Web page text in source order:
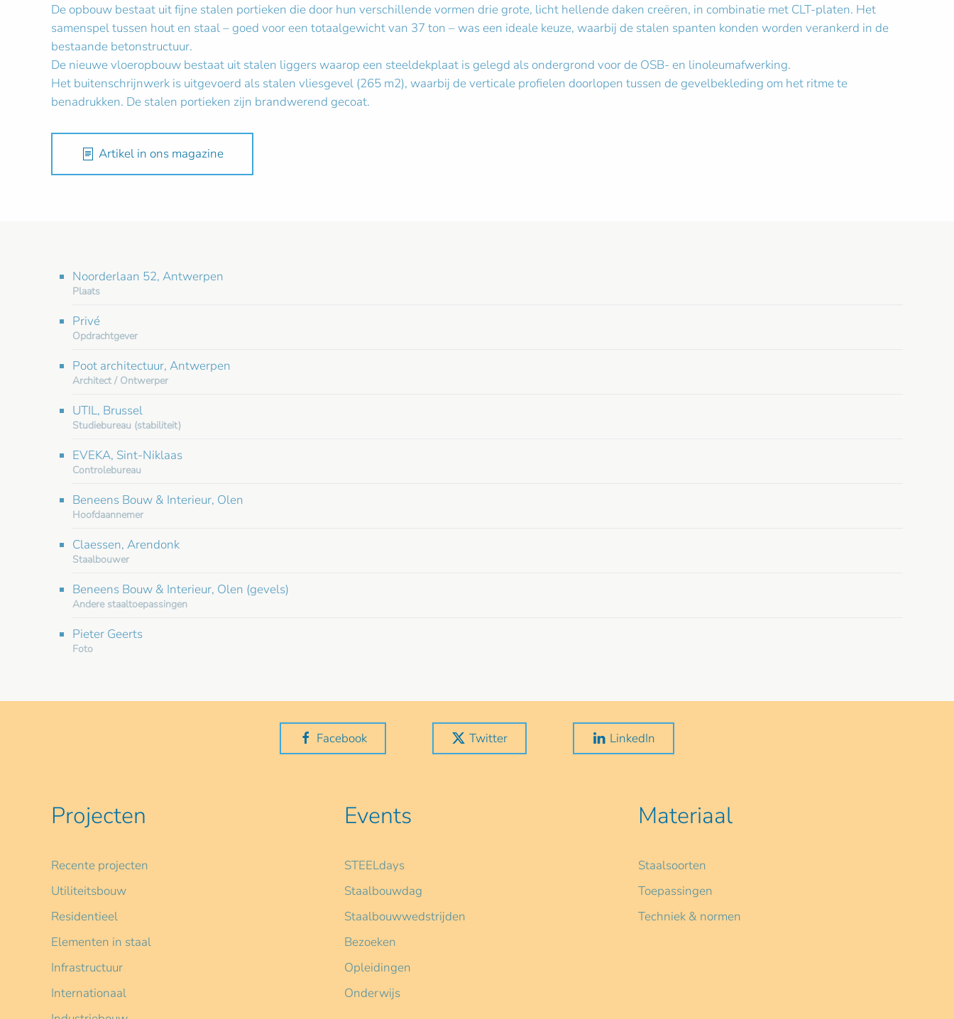
De opbouw bestaat uit fijne stalen portieken die door hun verschillende vormen drie grote, licht hellende daken creëren, in combinatie met CLT-platen. Het
samenspel tussen hout en staal – goed voor een totaalgewicht van 37 ton – was een ideale keuze, waarbij de stalen spanten konden worden verankerd in de
bestaande betonstructuur.
De nieuwe vloeropbouw bestaat uit stalen liggers waarop een steeldekplaat is gelegd als ondergrond voor de OSB- en linoleumafwerking.
Het buitenschrijnwerk is uitgevoerd als stalen vliesgevel (265 m2), waarbij de verticale profielen doorlopen tussen de gevelbekleding om het ritme te
benadrukken. De stalen portieken zijn brandwerend gecoat.
Artikel in ons magazine
Noorderlaan 52, Antwerpen
Plaats
Privé
Opdrachtgever
Poot architectuur, Antwerpen
Architect / Ontwerper
UTIL, Brussel
Studiebureau (stabiliteit)
EVEKA, Sint-Niklaas
Controlebureau
Beneens Bouw & Interieur, Olen
Hoofdaannemer
Claessen, Arendonk
Staalbouwer
Beneens Bouw & Interieur, Olen (gevels)
Andere staaltoepassingen
Pieter Geerts
Foto
Facebook Twitter LinkedIn
Projecten
Recente projecten
Utiliteitsbouw
Residentieel
Elementen in staal
Infrastructuur
Internationaal
Events
STEELdays
Staalbouwdag
Staalbouwwedstrijden
Bezoeken
Opleidingen
Onderwijs
Materiaal
Staalsoorten
Toepassingen
Techniek & normen